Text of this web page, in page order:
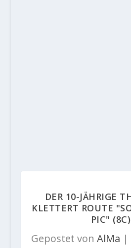
DER 10-JÄHRIGE
KLETTERT ROUTE
PIC" (8C)
Gepostet von AlMa |